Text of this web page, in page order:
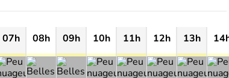
07h 08h 09h 10h 11h 12h 13h